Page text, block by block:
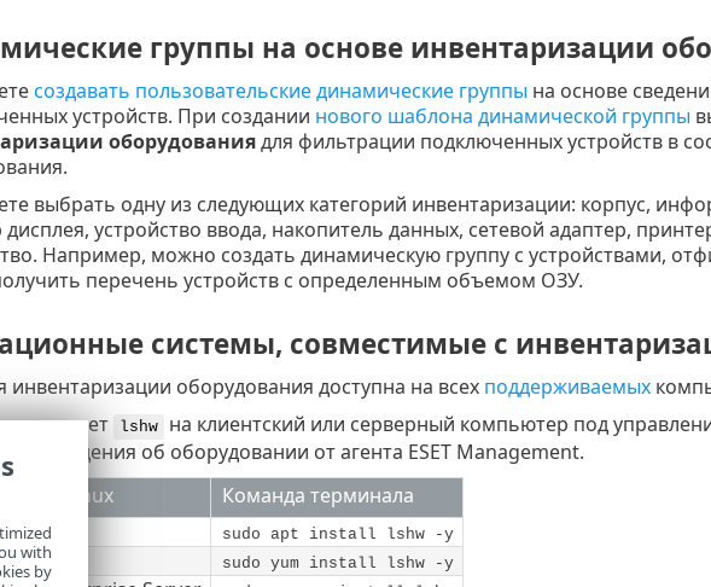
группы на основе инвентаризации
создавать пользовательские динамические группы на основе
устройств. При создании нового шаблона динамической группы
оборудованиядля фильтрации подключенных устройств в
выбрать одну из следующих категорий инвентаризации: корпус,
дисплея, устройство ввода, накопитель данных, сетевой адаптер,
Например, можно создать динамическую группу с устройствами,
перечень устройств с определенным объемом ОЗУ.
системы, совместимые с
инвентаризации оборудования доступна на всех поддерживаемых
пакет
lshw
на клиентский или серверный компьютер под
сведения об оборудовании от агента ESET Management.
Linux
Команда терминала
,Ubuntu sudo apt install lshw -y
sudo yum install lshw -y
with
by